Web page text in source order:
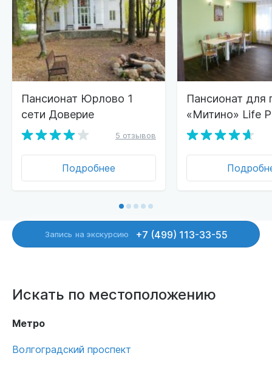
Пансионат Юрлово 1
сети Доверие
5 отзывов
Подробнее
Пансионат
«Митино» Life
Запись на экскурсию +7 (499) 113-33-55
Искать по местоположению
Метро
Волгоградский проспект